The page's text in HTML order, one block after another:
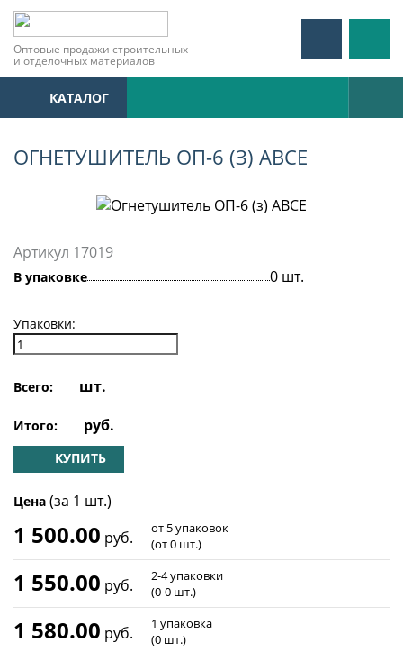
Оптовые продажи строительных
и отделочных материалов
КАТАЛОГ
ОГНЕТУШИТЕЛЬ ОП-6 (З) АВСЕ
Артикул 17019
В упаковке 0 шт.
Упаковки:
Всего: шт.
Итого: руб.
КУПИТЬ
Цена (за 1 шт.)
1 500.00 руб.
от 5 упаковок
(от 0 шт.)
1 550.00 руб.
2-4 упаковки
(0-0 шт.)
1 580.00 руб.
1 упаковка
(0 шт.)